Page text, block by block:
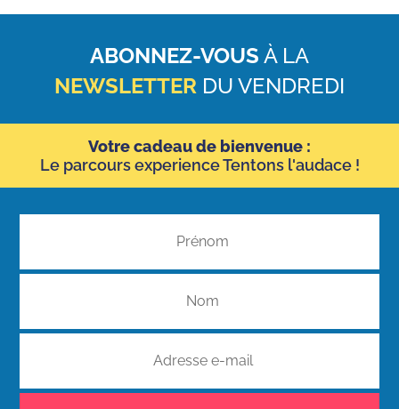
ABONNEZ-VOUS À LA
NEWSLETTER DU VENDREDI
Votre cadeau de bienvenue :
Le parcours experience Tentons l'audace !